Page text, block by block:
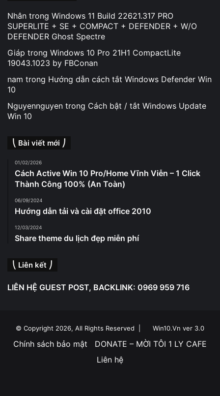
Nhân trong Windows 11 Build 22621.317 PRO
SUPERLITE + SE + COMPACT + DEFENDER + W/O
DEFENDER Ghost Spectre
Giáp trong Windows 10 Pro 21H1 CompactLite
19043.1023 by FBConan
nam trong Hướng dẫn cách tắt Windows Defender Win
10
Nguyennguyen trong Cách bật / tắt Windows Update
Win 10
⎝ Bài viết mới ⎠
01/02/2026
Cách Active Win 10 Pro/Home Vĩnh Viễn – 1 Click
Thành Công 100% (An Toàn)
06/09/2024
Hướng dẫn tải và cài đặt office 2010
12/03/2024
Share theme du lịch đẹp miễn phí
⎝ Liên kết ⎠
LIÊN HỆ GUEST POST, BACKLINK: 0969 959 716
© Copyright 2026, All Rights Reserved | Win10.Vn ver 3.0
Chính sách bảo mật
DONATE – MỜI TÔI 1 LY CAFE
Liên hệ